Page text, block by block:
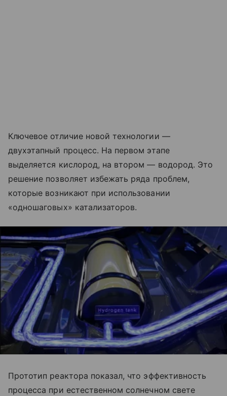
Ключевое отличие новой технологии —
двухэтапный процесс. На первом этапе
выделяется кислород, на втором — водород. Это
решение позволяет избежать ряда проблем,
которые возникают при использовании
«одношаговых» катализаторов.
Прототип реактора показал, что эффективность
процесса при естественном солнечном свете